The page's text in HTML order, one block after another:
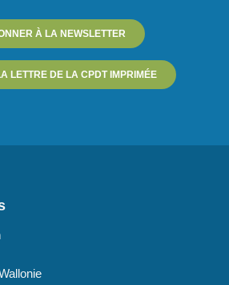
À LA NEWSLETTER
LETTRE DE LA CPDT IMPRIMÉE